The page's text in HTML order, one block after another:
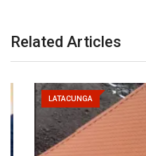
Related Articles
LATACUNGA